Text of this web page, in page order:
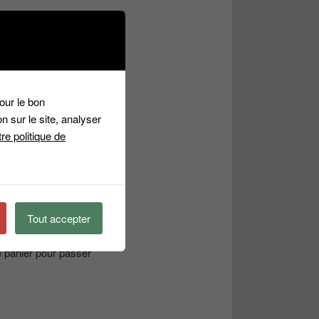
panier pour passer
le bon
sur le site, analyser
politique de
Tout accepter